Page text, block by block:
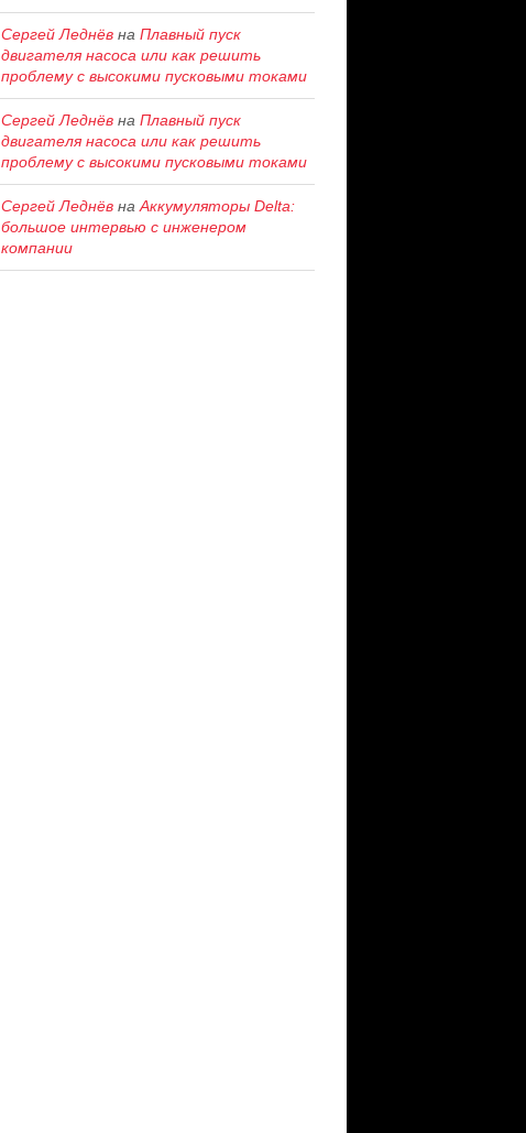
Сергей Леднёв наПлавный пуск
двигателя насоса или как решить
проблему c высокими пусковыми токами
Сергей Леднёв наПлавный пуск
двигателя насоса или как решить
проблему c высокими пусковыми токами
Сергей Леднёв наАккумуляторы Delta:
большое интервью с инженером
компании